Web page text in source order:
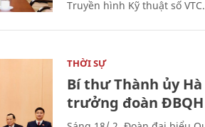
Truyền hình Kỹ thuật số VTC.
THỜI SỰ
Bí thư Thành ủy
trưởng đoàn ĐBQH